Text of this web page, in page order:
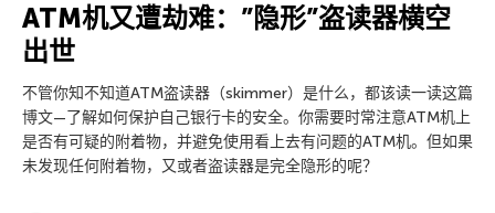
ATM机又遭劫难：”隐形”盗读器横空
出世
不管你知不知道ATM盗读器（skimmer）是什么，都该读一读这篇
博文—了解如何保护自己银行卡的安全。你需要时常注意ATM机上
是否有可疑的附着物，并避免使用看上去有问题的ATM机。但如果
未发现任何附着物，又或者盗读器是完全隐形的呢？